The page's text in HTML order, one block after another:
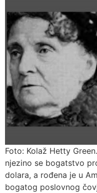
Foto: Kolaž Hetty
njezino se bogatstvo
dolara, a rođena je u
bogatog poslovnog